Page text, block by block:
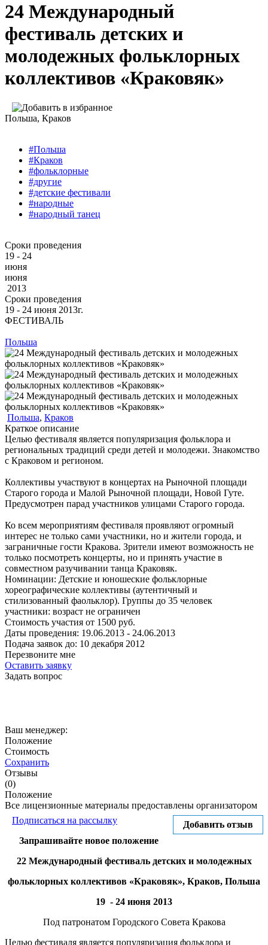
24 Международный
фестиваль детских и
молодежных фольклорных
коллективов «Краковяк»
Польша, Краков
#Польша
#Краков
#фольклорные
#другие
#детские фестивали
#народные
#народный танец
Сроки проведения
19 - 24
июня
июня
2013
Сроки проведения
19 ‐ 24 июня 2013г.
ФЕСТИВАЛЬ
Польша
Польша, Краков
Краткое описание
Целью фестиваля является популяризация фольклора и
региональных традиций среди детей и молодежи. Знакомство
с Краковом и регионом.
Коллективы участвуют в концертах на Рыночной площади
Старого города и Малой Рыночной площади, Новой Гуте.
Предусмотрен парад участников улицами Старого города.
Ко всем мероприятиям фестиваля проявляют огромный
интерес не только сами участники, но и жители города, и
заграничные гости Кракова. Зрители имеют возможность не
только посмотреть концерты, но и принять участие в
совместном разучивании танца Краковяк.
Номинации: Детские и юношеские фольклорные
хореографические коллективы (аутентичный и
стилизованный фаольклор). Группы до 35 человек
участники: возраст не ограничен
Стоимость участия от 1500 руб.
Даты проведения: 19.06.2013 - 24.06.2013
Подача заявок до: 10 декабря 2012
Перезвоните мне
Оставить заявку
Задать вопрос
Ваш менеджер:
Положение
Стоимость
Сохранить
Отзывы
(0)
Положение
Все лицензионные материалы предоставлены организатором
Добавить отзыв
Подписаться на рассылку
Запрашивайте новое положение
22 Международный фестиваль детских и молодежных
фольклорных коллективов «Краковяк», Краков, Польша
19 - 24 июня 2013
Под патронатом Городского Совета Кракова
Целью фестиваля является популяризация фольклора и